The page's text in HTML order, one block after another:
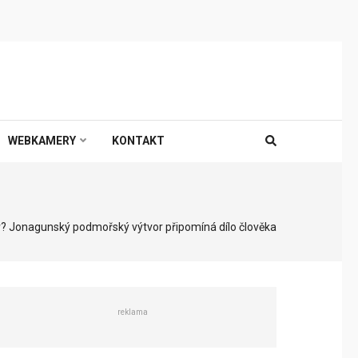
WEBKAMERY KONTAKT
Jonagunský podmořský výtvor připomíná dílo člověka
reklama